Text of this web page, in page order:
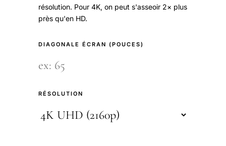
résolution. Pour 4K, on peut s'asseoir 2× plus
près qu'en HD.
DIAGONALE ÉCRAN (POUCES)
RÉSOLUTION